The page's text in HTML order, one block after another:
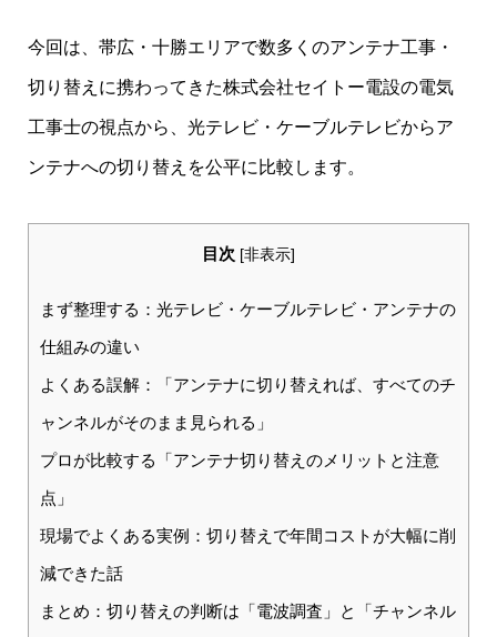
今回は、帯広・十勝エリアで数多くのアンテナ工事・
切り替えに携わってきた株式会社セイトー電設の電気
工事士の視点から、光テレビ・ケーブルテレビからア
ンテナへの切り替えを公平に比較します。
目次 [非表示]
まず整理する：光テレビ・ケーブルテレビ・アンテナの
仕組みの違い
よくある誤解：「アンテナに切り替えれば、すべてのチ
ャンネルがそのまま見られる」
プロが比較する「アンテナ切り替えのメリットと注意
点」
現場でよくある実例：切り替えで年間コストが大幅に削
減できた話
まとめ：切り替えの判断は「電波調査」と「チャンネル